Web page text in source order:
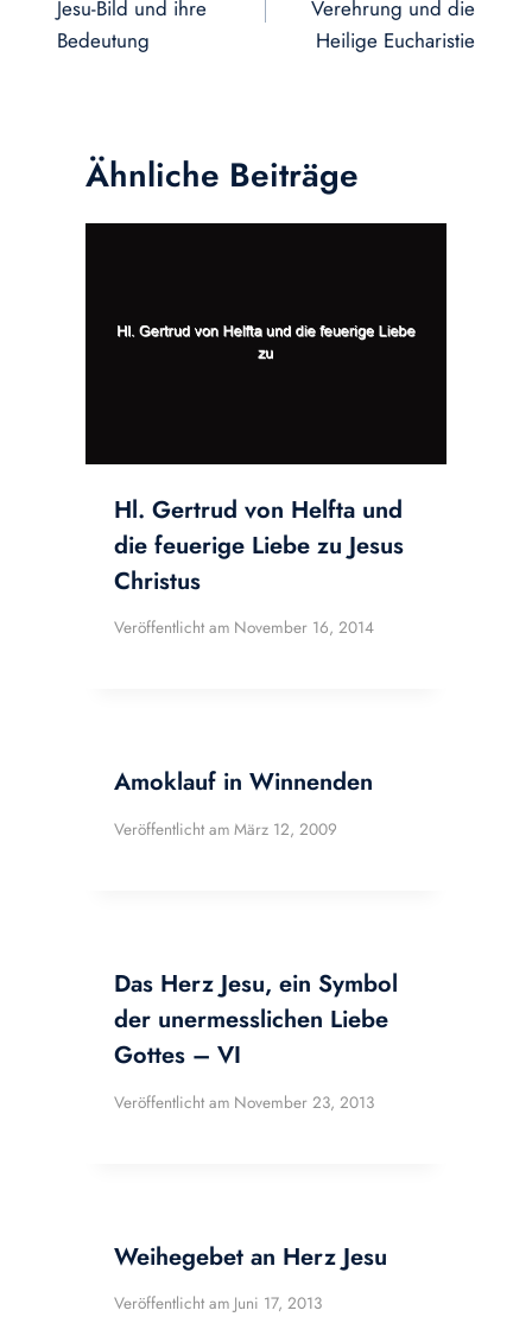
Jesu-Bild und ihre
Bedeutung
Verehrung und die
Heilige Eucharistie
Ähnliche Beiträge
Hl. Gertrud von Helfta und
die feuerige Liebe zu Jesus
Christus
Veröffentlicht am November 16, 2014
Amoklauf in Winnenden
Veröffentlicht am März 12, 2009
Das Herz Jesu, ein Symbol
der unermesslichen Liebe
Gottes – VI
Veröffentlicht am November 23, 2013
Weihegebet an Herz Jesu
Veröffentlicht am Juni 17, 2013